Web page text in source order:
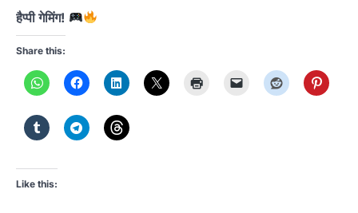
हैप्पी गेमिंग!
Share this:
Like this: